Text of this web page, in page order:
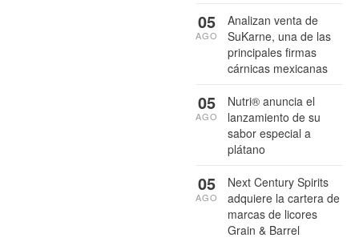
Analizan venta de
SuKarne, una de las
principales firmas
cárnicas mexicanas
05
AGO
Nutri® anuncia el
lanzamiento de su
sabor especial a
plátano
05
AGO
Next Century Spirits
adquiere la cartera de
marcas de licores
Grain & Barrel
05
AGO